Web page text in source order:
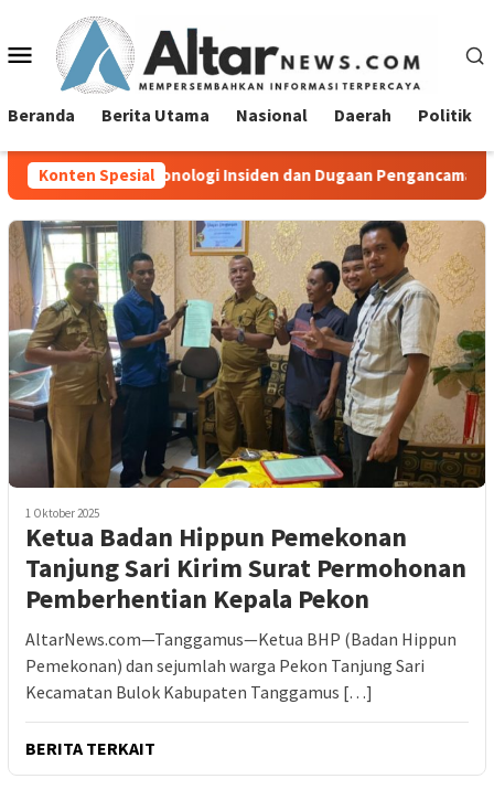
konten Menu
Mobile
Beranda Berita Utama Nasional Daerah Politik
Konten Spesial
Insiden dan Dugaan Pengancaman Antarwarga
1 Oktober 2025
Ketua Badan Hippun Pemekonan
Tanjung Sari Kirim Surat Permohonan
Pemberhentian Kepala Pekon
AltarNews.com—Tanggamus—Ketua BHP (Badan Hippun
Pemekonan) dan sejumlah warga Pekon Tanjung Sari
Kecamatan Bulok Kabupaten Tanggamus […]
BERITA TERKAIT